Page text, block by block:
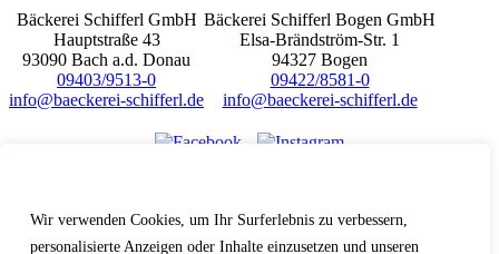
Wir verwenden Cookies, um Ihr Surferlebnis zu verbessern,
personalisierte Anzeigen oder Inhalte einzusetzen und unseren
Bäckerei Schifferl GmbH
Hauptstraße 43
93090 Bach a.d. Donau
09403/9513-0
info@baeckerei-schifferl.de
Bäckerei Schifferl Bogen GmbH
Elsa-Brändström-Str. 1
94327 Bogen
09422/8581-0
info@baeckerei-schifferl.de
Erklärung zur Barrierefreiheit
Impressum